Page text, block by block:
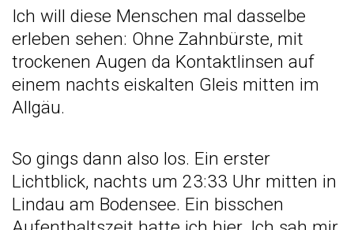
Ich will diese Menschen mal dasselbe
erleben sehen: Ohne Zahnbürste, mit
trockenen Augen da Kontaktlinsen auf
einem nachts eiskalten Gleis mitten im
Allgäu.
So gings dann also los. Ein erster
Lichtblick, nachts um 23:33 Uhr mitten in
Lindau am Bodensee. Ein bisschen